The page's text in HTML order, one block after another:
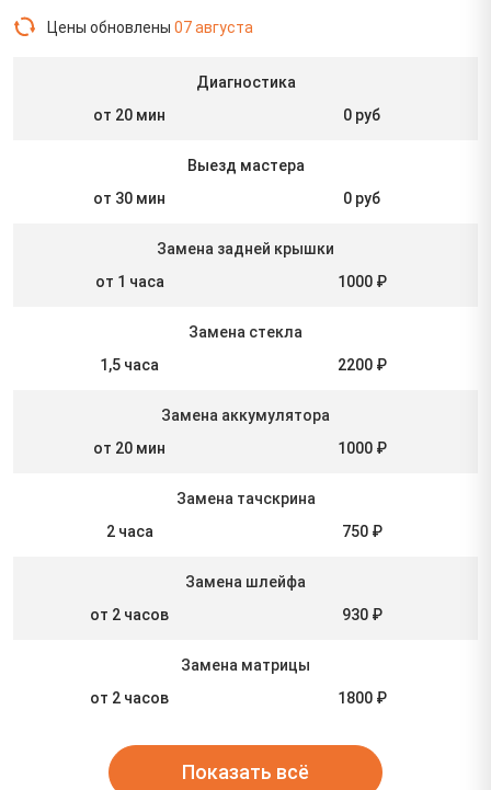
Цены обновлены 07 августа
Диагностика
от 20 мин
0 руб
Выезд мастера
от 30 мин
0 руб
Замена задней крышки
от 1 часа
1000 ₽
Замена стекла
1,5 часа
2200 ₽
Замена аккумулятора
от 20 мин
1000 ₽
Замена тачскрина
2 часа
750 ₽
Замена шлейфа
от 2 часов
930 ₽
Замена матрицы
от 2 часов
1800 ₽
Показать всё